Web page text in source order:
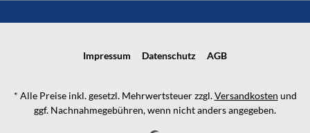
Impressum Datenschutz AGB
* Alle Preise inkl. gesetzl. Mehrwertsteuer zzgl.Versandkosten und
ggf. Nachnahmegebühren, wenn nicht anders angegeben.